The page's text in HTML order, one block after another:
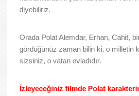
diyebiliriz.
Orada Polat Alemdar, Erhan, Cahit,
gördüğünüz zaman bilin ki, o milletin
sizsiniz, o vatan evladıdır.
İzleyeceğiniz filmde Polat